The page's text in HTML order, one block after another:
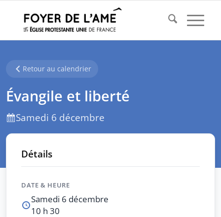
Retour au calendrier
Évangile et liberté
Samedi 6 décembre
Détails
DATE & HEURE
Samedi 6 décembre
10 h 30